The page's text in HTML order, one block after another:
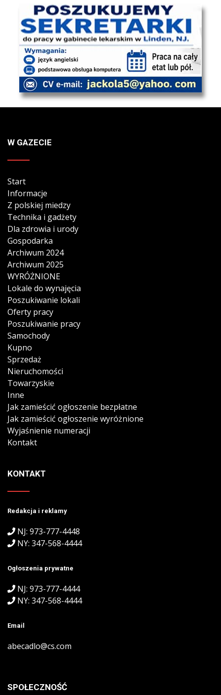
W GAZECIE
Start
Informacje
Z polskiej miedzy
Technika i gadżety
Dla zdrowia i urody
Gospodarka
Archiwum 2024
Archiwum 2025
WYRÓŻNIONE
Lokale do wynajęcia
Poszukiwanie lokali
Oferty pracy
Poszukiwanie pracy
Samochody
Kupno
Sprzedaż
Nieruchomości
Towarzyskie
Inne
Jak zamieścić ogłoszenie bezpłatne
Jak zamieścić ogłoszenie wyróżnione
Wyjaśnienie numeracji
Kontakt
KONTAKT
Redakcja i reklamy
NJ: 973-777-4448
NY: 347-568-4444
Ogłoszenia prywatne
NJ: 973-777-4444
NY: 347-568-4444
Email
abecadlo@cs.com
SPOŁECZNOŚĆ